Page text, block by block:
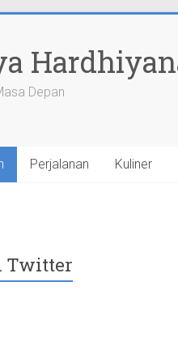
Depan
Perjalanan Kuliner
Twitter